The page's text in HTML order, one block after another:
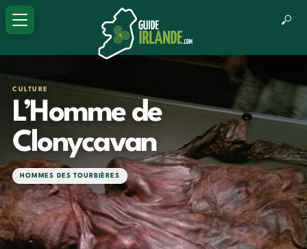
CULTURE
L’Homme de
Clonycavan
HOMMES DES TOURBIÈRES